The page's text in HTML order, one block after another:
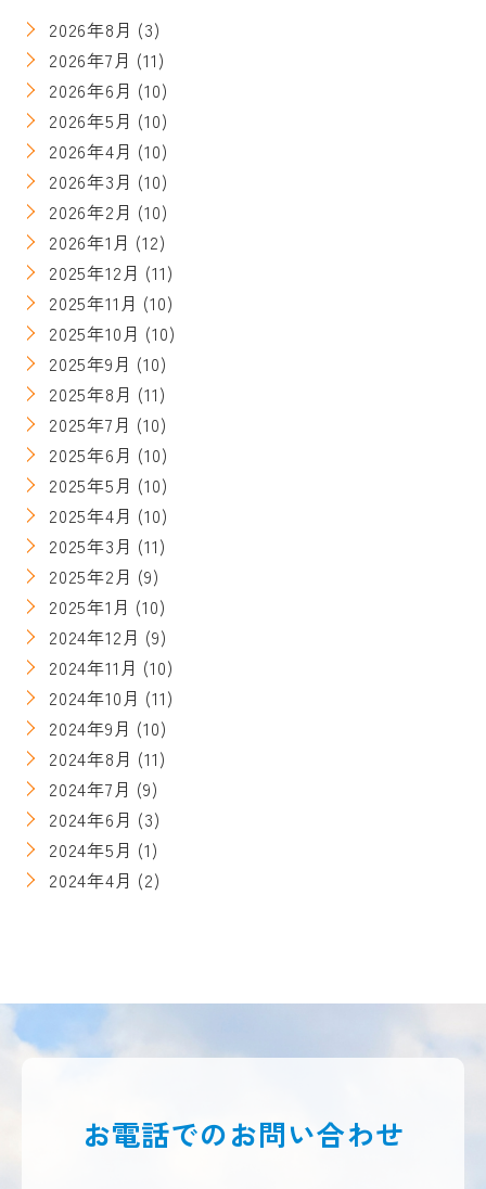
2026年8月 (3)
2026年7月 (11)
2026年6月 (10)
2026年5月 (10)
2026年4月 (10)
2026年3月 (10)
2026年2月 (10)
2026年1月 (12)
2025年12月 (11)
2025年11月 (10)
2025年10月 (10)
2025年9月 (10)
2025年8月 (11)
2025年7月 (10)
2025年6月 (10)
2025年5月 (10)
2025年4月 (10)
2025年3月 (11)
2025年2月 (9)
2025年1月 (10)
2024年12月 (9)
2024年11月 (10)
2024年10月 (11)
2024年9月 (10)
2024年8月 (11)
2024年7月 (9)
2024年6月 (3)
2024年5月 (1)
2024年4月 (2)
お電話でのお問い合わせ